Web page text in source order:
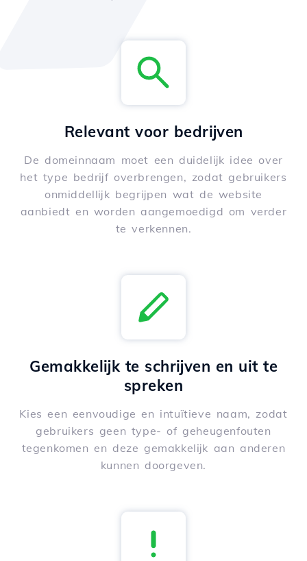
Relevant voor bedrijven
De domeinnaam moet een duidelijk idee over
het type bedrijf overbrengen, zodat gebruikers
onmiddellijk begrijpen wat de website
aanbiedt en worden aangemoedigd om verder
te verkennen.
Gemakkelijk te schrijven en uit te
spreken
Kies een eenvoudige en intuïtieve naam, zodat
gebruikers geen type- of geheugenfouten
tegenkomen en deze gemakkelijk aan anderen
kunnen doorgeven.